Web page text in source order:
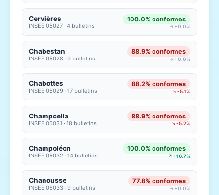
Cervières
INSEE 05027 · 4 bulletins
100.0% conformes
→ +0.0%
Chabestan
INSEE 05028 · 9 bulletins
88.9% conformes
→ +0.0%
Chabottes
INSEE 05029 · 17 bulletins
88.2% conformes
↘ -5.1%
Champcella
INSEE 05031 · 18 bulletins
88.9% conformes
↘ -5.2%
Champoléon
INSEE 05032 · 14 bulletins
100.0% conformes
↗ +16.7%
Chanousse
INSEE 05033 · 9 bulletins
77.8% conformes
→ +0.0%